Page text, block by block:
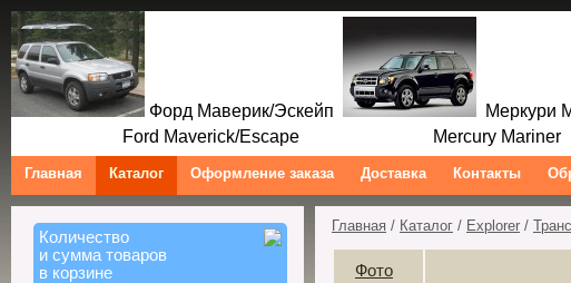
Форд Маверик/Эскейп Меркури
Ford Maverick/Escape Mercury
Главная Каталог Оформление заказа Доставка Контакты
Количество
и сумма товаров
в корзине
Главная / Каталог / Explorer /
Фото